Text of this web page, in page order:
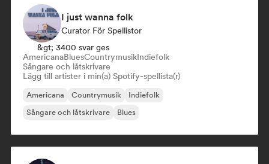
I just wanna folk
Curator För Spellistor
&gt; 3400 svar ges
AmericanaBluesCountrymusikIndiefolk
Sångare och låtskrivare
Lägg till artister i min(a) Spotify-spellista(r)
Americana Countrymusik
Indiefolk
Sångare och låtskrivare
Blues